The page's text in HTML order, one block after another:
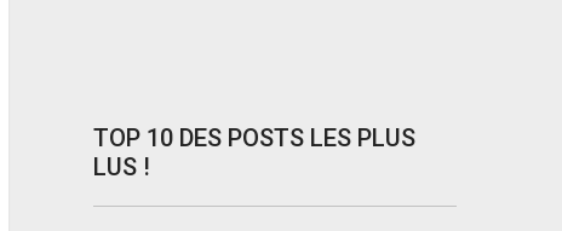
TOP 10 DES POSTS LES PLUS
LUS !